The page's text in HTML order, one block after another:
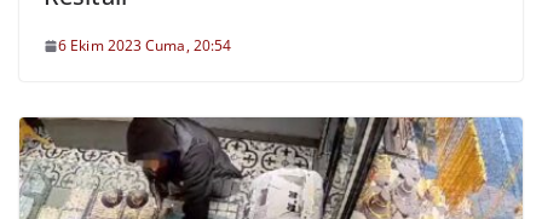
6 Ekim 2023 Cuma, 20:54